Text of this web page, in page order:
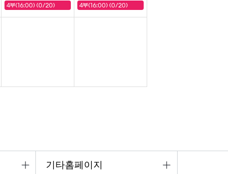
4부(16:00) (0/20)
4부(16:00) (0/20)